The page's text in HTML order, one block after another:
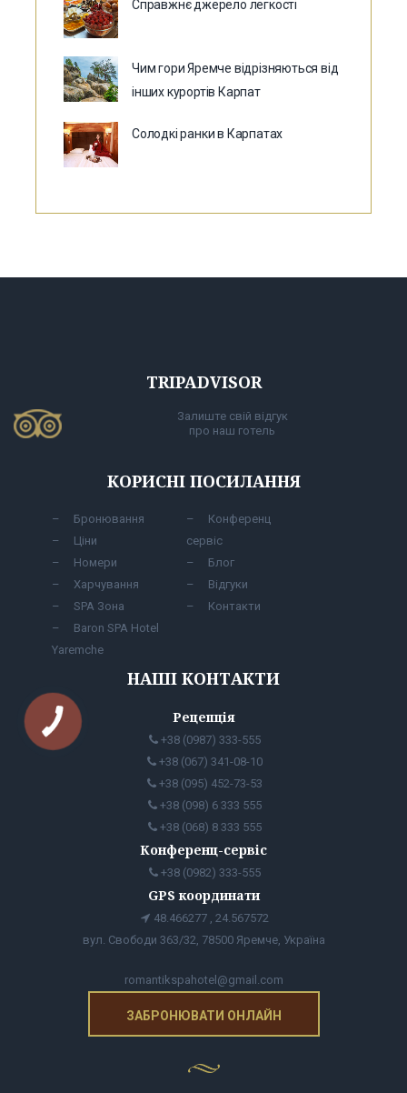
Справжнє джерело легкості
Чим гори Яремче відрізняються від
інших курортів Карпат
Солодкі ранки в Карпатах
TRIPADVISOR
Залиште свій відгук
про наш готель
КОРИСНІ ПОСИЛАННЯ
Бронювання
Ціни
Номери
Харчування
SPA Зона
Baron SPA Hotel
Yaremche
Конференц
сервіс
Блог
Відгуки
Контакти
НАШІ КОНТАКТИ
Рецепція
+38 (0987) 333-555
+38 (067) 341-08-10
+38 (095) 452-73-53
+38 (098) 6 333 555
+38 (068) 8 333 555
Конференц-сервіс
+38 (0982) 333-555
GPS координати
48.466277 , 24.567572
вул. Свободи 363/32, 78500 Яремче, Україна
romantikspahotel@gmail.com
ЗАБРОНЮВАТИ ОНЛАЙН